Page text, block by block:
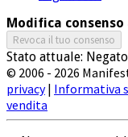
Modifica consenso
Revoca il tuo consenso
Stato attuale: Negato
© 2006 - 2026
privacy| Informativa
vendita